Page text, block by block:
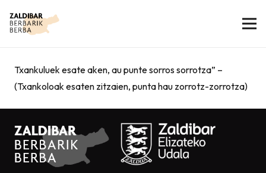
Txankuluek esate aken, au punte sorros sorrotza” –
(Txankoloak esaten zitzaien, punta hau zorrotz-zorrotza)